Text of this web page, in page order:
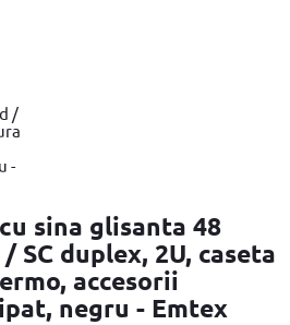
sina glisanta 48
SC duplex, 2U, caseta
accesorii
negru - Emtex